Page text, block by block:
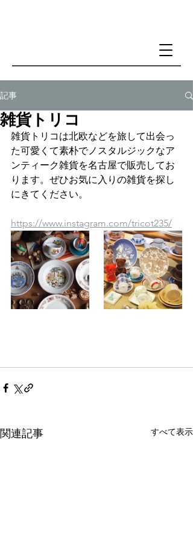
記事
雑貨トリコ
雑貨トリコは北欧などを旅して出会っ
た可愛くて素朴でノスタルジックなア
ンティーク雑貨を名古屋で販売してお
ります。ぜひお気に入りの雑貨を探し
にきてください。
https://www.instagram.com/tricot235/
関連記事 すべて表示